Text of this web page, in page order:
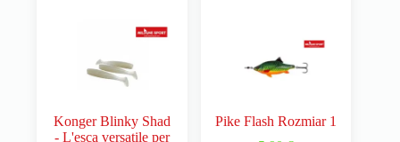
Konger Blinky Shad
- L'esca versatile per
Pike Flash Rozmiar 1